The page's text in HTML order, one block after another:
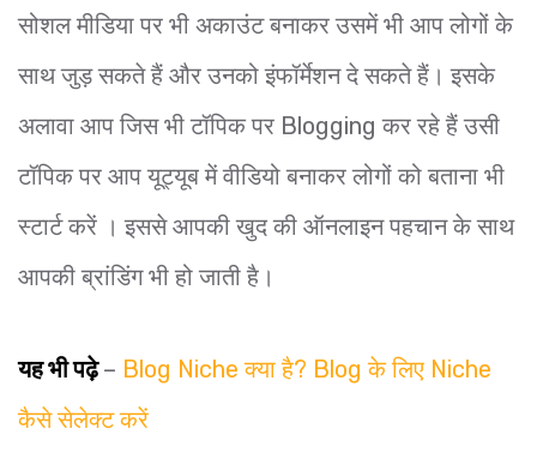
सोशल मीडिया पर भी अकाउंट बनाकर उसमें भी आप लोगों के
साथ जुड़ सकते हैं और उनको इंफॉर्मेशन दे सकते हैं। इसके
अलावा आप जिस भी टॉपिक पर Blogging कर रहे हैं उसी
टॉपिक पर आप यूट्यूब में वीडियो बनाकर लोगों को बताना भी
स्टार्ट करें । इससे आपकी खुद की ऑनलाइन पहचान के साथ
आपकी ब्रांडिंग भी हो जाती है।
यह भी पढ़े– Blog Niche क्या है? Blog के लिए Niche
कैसे सेलेक्ट करें